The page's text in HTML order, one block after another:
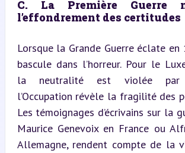
C. La Première Guerre
l’effondrement des certitudes
Lorsque la Grande Guerre éclate en
bascule dans l’horreur. Pour le
la neutralité est violée par
l’Occupation révèle la fragilité des
Les témoignages d’écrivains sur la
Maurice Genevoix en France ou
Allemagne, rendent compte de la